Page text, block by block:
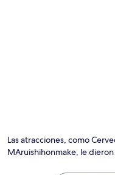
Las atracciones, como
MAruishihonmake, le